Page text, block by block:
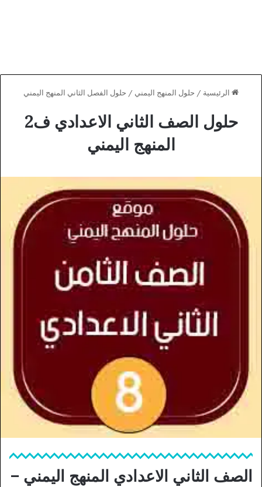
الرئيسية / حلول المنهج اليمني / حلول الفصل الثاني المنهج اليمني
حلول الصف الثاني الاعدادي ف2
المنهج اليمني
الصف الثاني الاعدادي المنهج اليمني –